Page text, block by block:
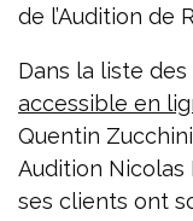
de l’Audition de
Dans la liste des
accessible en
Quentin
Audition Nicolas
ses clients ont